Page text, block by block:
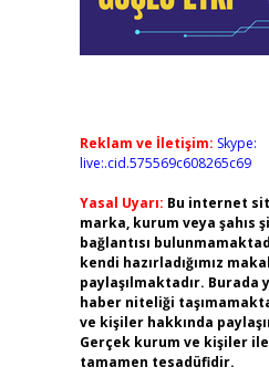
Reklam ve İletişim: Skype:
live:.cid.575569c608265c69
Yasal Uyarı: Bu internet
marka, kurum veya şahıs
bağlantısı
kendi hazırladığımız
paylaşılmaktadır.
haber niteliği
ve kişiler hakkında
Gerçek kurum ve kişiler
tamamen tesadüfidir.